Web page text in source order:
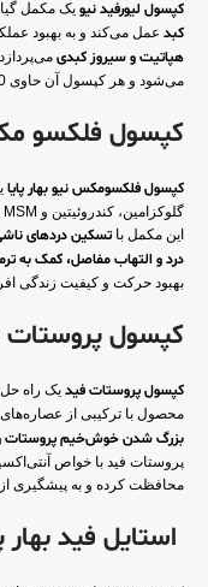
کپسول لیورفید نیو یک مکمل
کبد عمل می‌کند و به بهبود
هپاتیت و سیروز کبدی
می‌شود و هر کپسول آن حاوی 200 میلی‌گرم عصاره استاندارد شده خار مریم است.
کپسول فلکسو
کپسول فلکسومکس نیو بهار پایا
این مکمل با تسکین دردهای
درد و التهاب مفاصل، کمک به
بهبود حرکت و کیفیت زندگی
کپسول پروستات
کپسول پروستات فید یک راه
محصول با ترکیبی از عصاره‌های
بزرگ شدن خوش‌خیم پروستات
پروستات فید با خواص
محافظت کرده و به پیشگیری
استایل فید بهار